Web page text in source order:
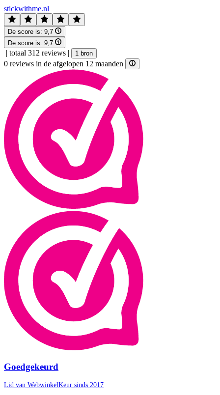
stickwithme.nl
De score is: 9,7
De score is: 9,7
| totaal 312 reviews | 1 bron
0 reviews in de afgelopen 12 maanden
Goedgekeurd
Lid van WebwinkelKeur sinds 2017